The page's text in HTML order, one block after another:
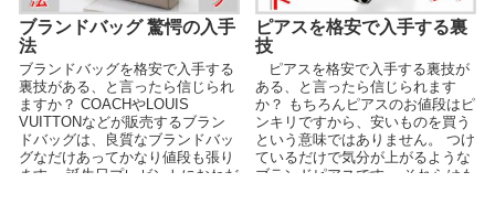
ブランドバッグ 驚愕の入手
法
ブランドバッグを格安で入手する
裏技がある、と言ったら信じられ
ますか？ COACHやLOUIS
VUITTONなどが販売するブラン
ドバッグは、良質なブランドバッ
グなだけあってかなり値段も張り
ます。 誕生日プレゼントにおねだ
ピアスを格安で入手する裏
技
ピアスを格安で入手する裏技が
ある、と言ったら信じられます
か？ もちろんピアスのお値段はピ
ンキリですから、安いものを買う
という意味ではありません。 つけ
ているだけで気分が上がるような
ブランドピアスです。 それらはも